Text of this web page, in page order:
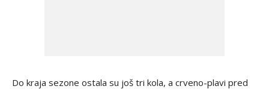
Do kraja sezone ostala su još tri kola, a crveno-plavi pred